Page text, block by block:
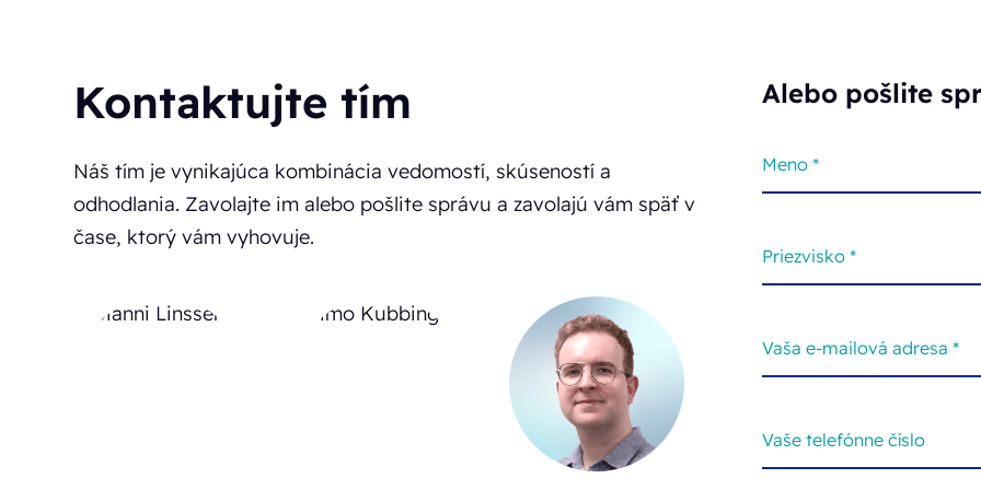
Kontaktujte tím
Náš tím je vynikajúca kombinácia vedomostí, skúseností a
odhodlania. Zavolajte im alebo pošlite správu a zavolajú vám späť v
čase, ktorý vám vyhovuje.
Alebo pošlite